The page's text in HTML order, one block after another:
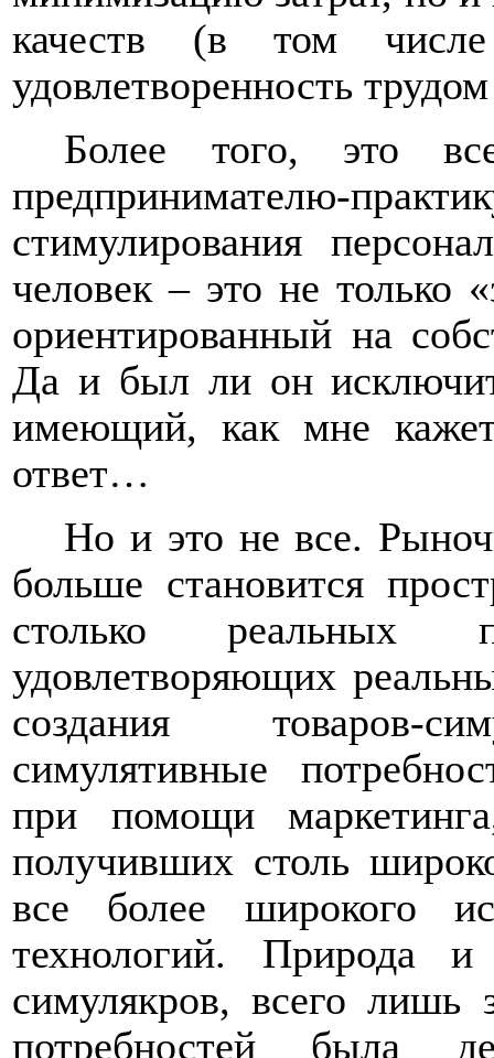
качеств (в том
удовлетворенность
Более того, это
предпринимателю-
стимулирования
человек – это не
ориентированный на
Да и был ли он
имеющий, как мне
ответ…
Но и это не все.
больше становится
столько реальных
удовлетворяющих
создания товаров-
симулятивные
при помощи
получивших столь
все более широкого
технологий. Природа
симулякров, всего лишь
потребностей была